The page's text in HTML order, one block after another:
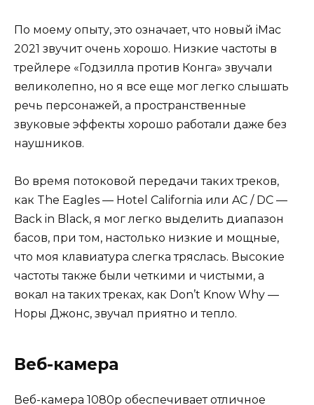
По моему опыту, это означает, что новый iMac
2021 звучит очень хорошо. Низкие частоты в
трейлере «Годзилла против Конга» звучали
великолепно, но я все еще мог легко слышать
речь персонажей, а пространственные
звуковые эффекты хорошо работали даже без
наушников.
Во время потоковой передачи таких треков,
как The Eagles — Hotel California или AC / DC —
Back in Black, я мог легко выделить диапазон
басов, при том, настолько низкие и мощные,
что моя клавиатура слегка тряслась. Высокие
частоты также были четкими и чистыми, а
вокал на таких треках, как Don’t Know Why —
Норы Джонс, звучал приятно и тепло.
Веб-камера
Веб-камера 1080p обеспечивает отличное